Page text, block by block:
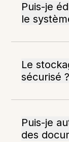
Puis-je
le
Le
sécurisé ?
Puis-je
des